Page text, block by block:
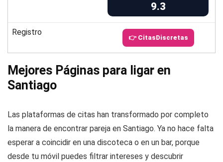
9.3
Registro
👉 CitasDiscretas
Mejores Páginas para ligar en
Santiago
Las plataformas de citas han transformado por completo
la manera de encontrar pareja en Santiago. Ya no hace falta
esperar a coincidir en una discoteca o en un bar, porque
desde tu móvil puedes filtrar intereses y descubrir